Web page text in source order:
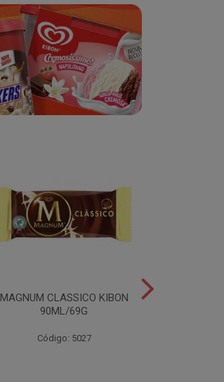
MAGNUM CLASSICO KIBON
90ML/69G
Código: 5027